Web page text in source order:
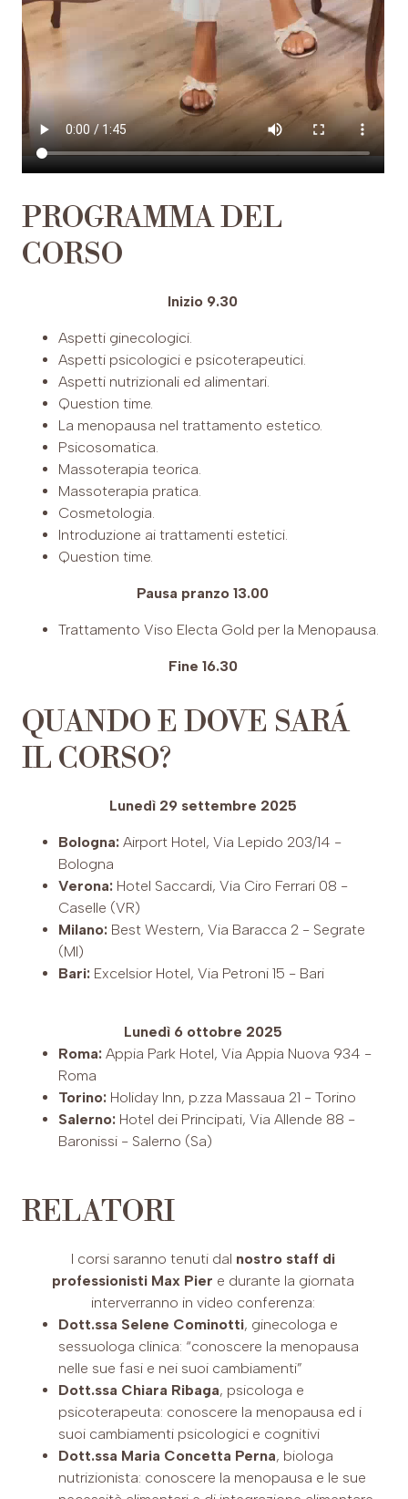
PROGRAMMA DEL
CORSO
Inizio 9.30
Aspetti ginecologici.
Aspetti psicologici e psicoterapeutici.
Aspetti nutrizionali ed alimentari.
Question time.
La menopausa nel trattamento estetico.
Psicosomatica.
Massoterapia teorica.
Massoterapia pratica.
Cosmetologia.
Introduzione ai trattamenti estetici.
Question time.
Pausa pranzo 13.00
Trattamento Viso Electa Gold per la Menopausa.
Fine 16.30
QUANDO E DOVE SARÁ
IL CORSO?
Lunedì 29 settembre 2025
Bologna: Airport Hotel, Via Lepido 203/14 -
Bologna
Verona: Hotel Saccardi, Via Ciro Ferrari 08 -
Caselle (VR)
Milano: Best Western, Via Baracca 2 - Segrate
(MI)
Bari: Excelsior Hotel, Via Petroni 15 - Bari
Lunedì 6 ottobre 2025
Roma: Appia Park Hotel, Via Appia Nuova 934 -
Roma
Torino: Holiday Inn, p.zza Massaua 21 - Torino
Salerno: Hotel dei Principati, Via Allende 88 -
Baronissi - Salerno (Sa)
RELATORI
I corsi saranno tenuti dal nostro staff di
professionisti Max Pier e durante la giornata
interverranno in video conferenza:
Dott.ssa Selene Cominotti, ginecologa e
sessuologa clinica: “conoscere la menopausa
nelle sue fasi e nei suoi cambiamenti”
Dott.ssa Chiara Ribaga, psicologa e
psicoterapeuta: conoscere la menopausa ed i
suoi cambiamenti psicologici e cognitivi
Dott.ssa Maria Concetta Perna, biologa
nutrizionista: conoscere la menopausa e le sue